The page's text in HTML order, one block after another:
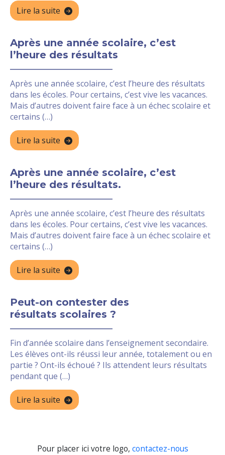
Lire la suite
Après une année scolaire, c’est
l’heure des résultats
Après une année scolaire, c’est l’heure des résultats
dans les écoles. Pour certains, c’est vive les vacances.
Mais d’autres doivent faire face à un échec scolaire et
certains (…)
Lire la suite
Après une année scolaire, c’est
l’heure des résultats.
Après une année scolaire, c’est l’heure des résultats
dans les écoles. Pour certains, c’est vive les vacances.
Mais d’autres doivent faire face à un échec scolaire et
certains (…)
Lire la suite
Peut-on contester des
résultats scolaires ?
Fin d’année scolaire dans l’enseignement secondaire.
Les élèves ont-ils réussi leur année, totalement ou en
partie ? Ont-ils échoué ? Ils attendent leurs résultats
pendant que (…)
Lire la suite
Pour placer ici votre logo, contactez-nous